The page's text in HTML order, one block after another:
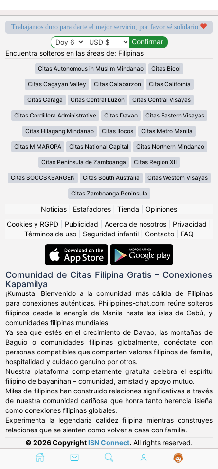
Trabajamos duro para darte el mejor servicio, por favor sé solidario
Encuentra solteros en las áreas de: Filipinas
Citas Autonomous in Muslim Mindanao Citas Bicol
Citas Cagayan Valley Citas Calabarzon Citas California
Citas Caraga Citas Central Luzon Citas Central Visayas
Citas Cordillera Administrative Citas Davao Citas Eastern Visayas
Citas Hilagang Mindanao Citas Ilocos Citas Metro Manila
Citas MIMAROPA Citas National Capital Citas Northern Mindanao
Citas Península de Zamboanga Citas Region XII
Citas SOCCSKSARGEN Citas South Australia Citas Western Visayas
Citas Zamboanga Peninsula
Noticias Estafadores Tienda
Opiniones
Cookies y RGPD
Publicidad Acerca de nosotros Privacidad
Términos de uso
Seguridad infantil Contacto FAQ
Comunidad de Citas Filipina Gratis – Conexiones
Kapamilya
¡Kumusta! Bienvenido a la comunidad más cálida de Filipinas
para conexiones auténticas. Philippines-chat.com reúne solteros
filipinos desde la energía de Manila hasta las islas de Cebú, y
comunidades filipinas mundiales.
Ya sea que estés en el crecimiento de Davao, las montañas de
Baguio o comunidades filipinas globalmente, conéctate con
personas compatibles que comparten valores filipinos de familia,
hospitalidad y cuidado genuino por otros.
Nuestra plataforma completamente gratuita celebra el espíritu
filipino de bayanihan – comunidad, amistad y apoyo mutuo.
Miles de filipinos han construido relaciones significativas a través
de nuestra comunidad cariñosa que honra tanto herencia isleña
como conexiones filipinas globales.
Experimenta la legendaria calidez filipina mientras construyes
relaciones que se sienten como volver a casa con familia.
© 2026 Copyright ISN Connect. All rights reserved.